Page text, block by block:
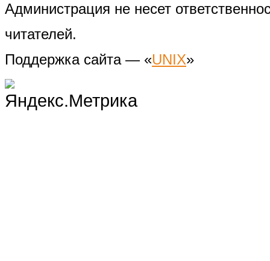
Администрация не несет
читателей.
Поддержка сайта — «UNIX»